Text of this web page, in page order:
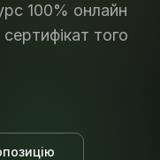
100% онлайн
того